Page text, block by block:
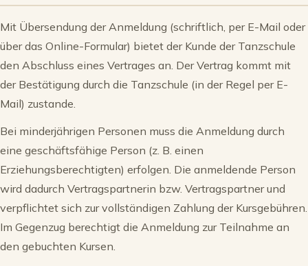
Mit Übersendung der Anmeldung (schriftlich, per E-Mail oder
über das Online-Formular) bietet der Kunde der Tanzschule
den Abschluss eines Vertrages an. Der Vertrag kommt mit
der Bestätigung durch die Tanzschule (in der Regel per E-
Mail) zustande.
Bei minderjährigen Personen muss die Anmeldung durch
eine geschäftsfähige Person (z. B. einen
Erziehungsberechtigten) erfolgen. Die anmeldende Person
wird dadurch Vertragspartnerin bzw. Vertragspartner und
verpflichtet sich zur vollständigen Zahlung der Kursgebühren.
Im Gegenzug berechtigt die Anmeldung zur Teilnahme an
den gebuchten Kursen.